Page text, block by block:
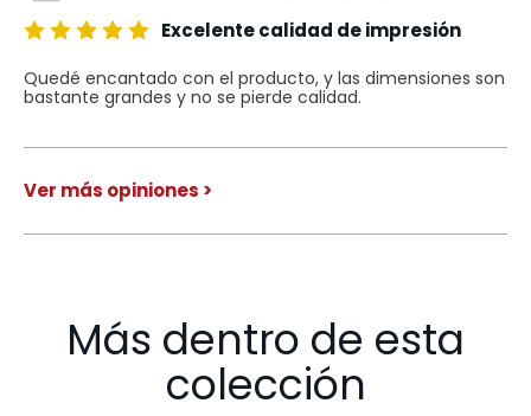
Excelente calidad de impresión
Quedé encantado con el producto, y las dimensiones son
bastante grandes y no se pierde calidad.
Ver más opiniones >
Más dentro de esta
colección